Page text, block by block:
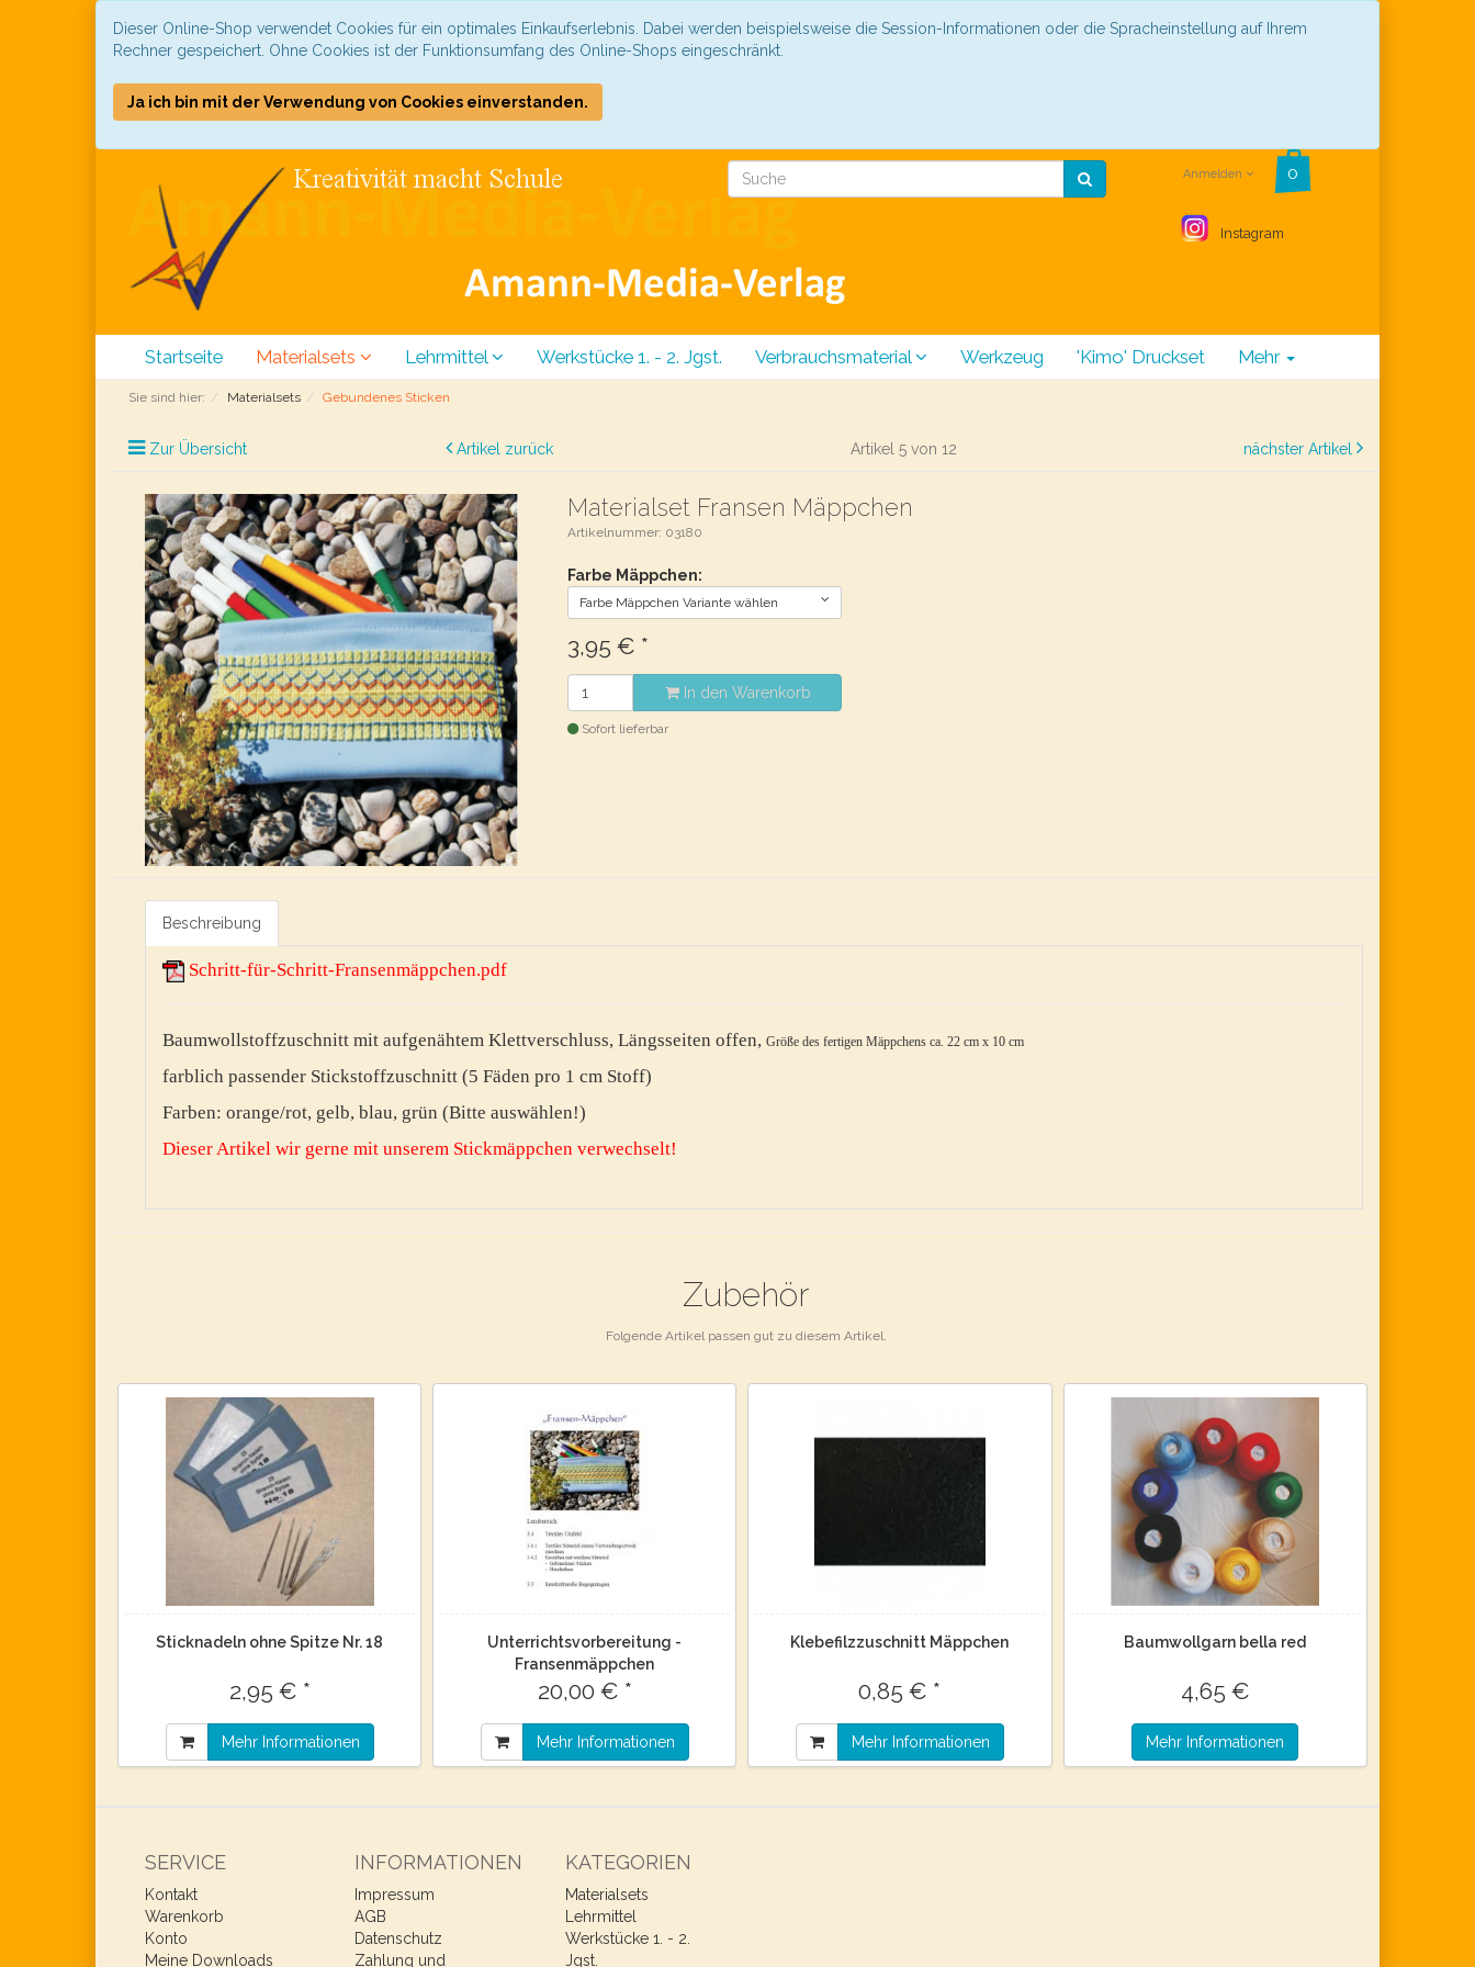
Dieser Online-Shop verwendet Cookies für ein optimales Einkaufserlebnis. Dabei werden beispielsweise die Session-Informationen oder die Spracheinstellung auf Ihrem
Rechner gespeichert. Ohne Cookies ist der Funktionsumfang des Online-Shops eingeschränkt.
Ja ich bin mit der Verwendung von Cookies einverstanden.
Anmelden
Instagram
Startseite Materialsets Lehrmittel Werkstücke 1. - 2. Jgst. Verbrauchsmaterial Werkzeug 'Kimo' Druckset Mehr
Sie sind hier: Materialsets Gebundenes Sticken
Zur Übersicht Artikel zurück Artikel 5 von 12 nächster Artikel
Materialset Fransen Mäppchen
Artikelnummer: 03180
Farbe Mäppchen:
Farbe Mäppchen Variante wählen
3,95 € *
In den Warenkorb
Sofort lieferbar
Beschreibung
Schritt-für-Schritt-Fransenmäppchen.pdf
Baumwollstoffzuschnitt mit aufgenähtem Klettverschluss, Längsseiten offen, Größe des fertigen Mäppchens ca. 22 cm x 10 cm
farblich passender Stickstoffzuschnitt (5 Fäden pro 1 cm Stoff)
Farben: orange/rot, gelb, blau, grün (Bitte auswählen!)
Dieser Artikel wir gerne mit unserem Stickmäppchen verwechselt!
Zubehör
Folgende Artikel passen gut zu diesem Artikel.
Sticknadeln ohne Spitze Nr. 18
2,95 € *
Mehr Informationen
Unterrichtsvorbereitung -
Fransenmäppchen
20,00 € *
Mehr Informationen
Klebefilzzuschnitt Mäppchen
0,85 € *
Mehr Informationen
Baumwollgarn bella red
4,65 €
Mehr Informationen
SERVICE
Kontakt
Warenkorb
Konto
Meine Downloads
INFORMATIONEN
Impressum
AGB
Datenschutz
Zahlung und
KATEGORIEN
Materialsets
Lehrmittel
Werkstücke 1. - 2.
Jgst.